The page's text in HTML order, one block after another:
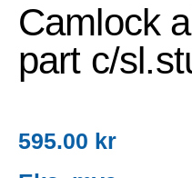
Camlock
part c/
595.00 kr